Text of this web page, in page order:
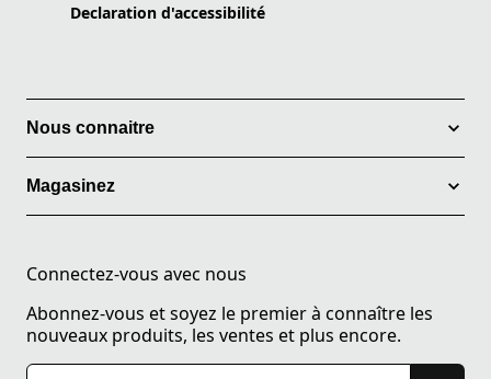
Declaration d'accessibilité
Nous connaitre
Magasinez
Connectez-vous avec nous
Abonnez-vous et soyez le premier à connaître les
nouveaux produits, les ventes et plus encore.